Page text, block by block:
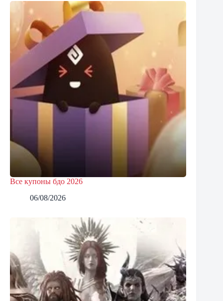
Все купоны бдо 2026
06/08/2026